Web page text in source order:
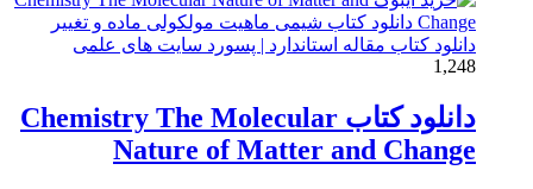
دانلود کتاب مقاله استاندارد | پسورد سایت های علمی
1,248
دانلود کتاب Chemistry The Molecular
Nature of Matter and Change